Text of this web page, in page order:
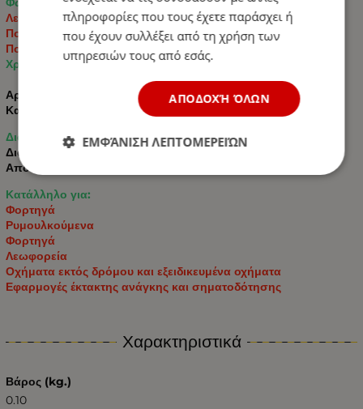
Λευκό μετρητή
Πορτοκαλί/κίτρινο μετρητή
Πορτοκαλί σηματοδότηση φλας
Χρώμα: Λευκό/Κίτρινο
Αριθμός διόδων: 24 LED
Κατάλληλο για εξωτερική εγκατάσταση
Διαστάσεις:
Διαστάσεις: 135mm x 60mm x 40mm
Απόσταση τοποθέτησης: 112 mm
Κατάλληλο για:
Φορτηγά
Ρυμουλκούμενα
Φορτηγά
Λεωφορεία
Οχήματα εκτός δρόμου και εξειδικευμένα οχήματα
Εφαρμογές έκτακτης ανάγκης και σηματοδότησης
Χαρακτηριστικά
Βάρος (kg.)
0.10
πληροφορίες που τους έχετε παράσχει ή
που έχουν συλλέξει από τη χρήση των
υπηρεσιών τους από εσάς.
ΑΠΟΔΟΧΉ ΌΛΩΝ
ΕΜΦΆΝΙΣΗ ΛΕΠΤΟΜΕΡΕΙΏΝ